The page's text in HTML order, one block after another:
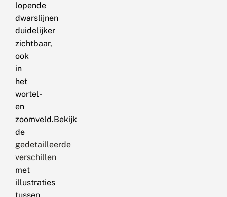
lopende
dwarslijnen
duidelijker
zichtbaar,
ook
in
het
wortel-
en
zoomveld.Bekijk
de
gedetailleerde
verschillen
met
illustraties